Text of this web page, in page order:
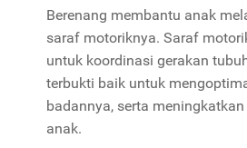
Berenang membantu anak
saraf motoriknya. Saraf
untuk koordinasi gerakan
terbukti baik untuk
badannya, serta
anak.